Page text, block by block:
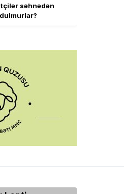
səhnədən